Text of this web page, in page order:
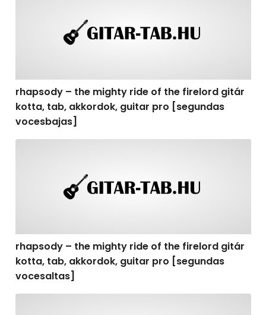
rhapsody – the mighty ride of the firelord gitár
kotta, tab, akkordok, guitar pro [segundas
vocesbajas]
rhapsody – the mighty ride of the firelord gitár
kotta, tab, akkordok, guitar pro [segundas
vocesaltas]